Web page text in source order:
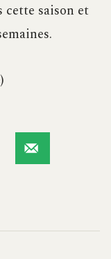
cette saison et